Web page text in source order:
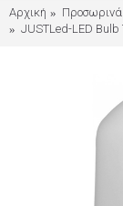
Αρχική
Προσωρινά
JUSTLed-LED